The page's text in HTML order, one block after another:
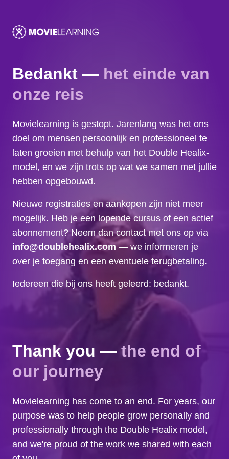
Bedankt — het einde van
onze reis
Movielearning is gestopt. Jarenlang was het ons
doel om mensen persoonlijk en professioneel te
laten groeien met behulp van het Double Healix-
model, en we zijn trots op wat we samen met jullie
hebben opgebouwd.
Nieuwe registraties en aankopen zijn niet meer
mogelijk. Heb je een lopende cursus of een actief
abonnement? Neem dan contact met ons op via
info@doublehealix.com— we informeren je
over je toegang en een eventuele terugbetaling.
Iedereen die bij ons heeft geleerd: bedankt.
Thank you — the end of
our journey
Movielearning has come to an end. For years, our
purpose was to help people grow personally and
professionally through the Double Healix model,
and we're proud of the work we shared with each